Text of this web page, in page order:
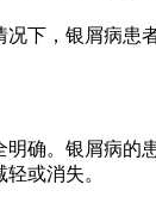
下，银屑病
确。银屑病
或消失。